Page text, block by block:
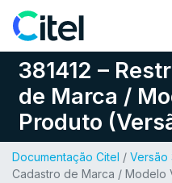
Pular para o conteúdo
381412 –
de Marca /
Produto
Documentação Citel / Versão
Cadastro de Marca / Modelo